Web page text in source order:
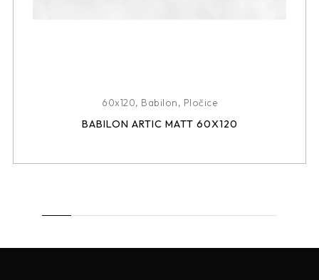
60x120, Babilon, Pločice
BABILON ARTIC MATT 60X120